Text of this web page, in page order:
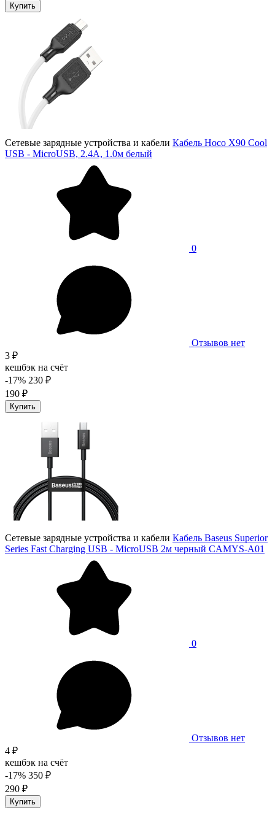
Купить
Сетевые зарядные устройства и кабели Кабель Hoco X90 Cool
USB - MicroUSB, 2.4A, 1.0м белый
0
Отзывов нет
3 ₽
кешбэк на счёт
-17% 230 ₽
190 ₽
Купить
Сетевые зарядные устройства и кабели Кабель Baseus Superior
Series Fast Charging USB - MicroUSB 2м черный CAMYS-A01
0
Отзывов нет
4 ₽
кешбэк на счёт
-17% 350 ₽
290 ₽
Купить